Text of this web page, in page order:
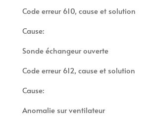
Code erreur 610, cause et solution
Cause:
Sonde échangeur ouverte
Code erreur 612, cause et solution
Cause:
Anomalie sur ventilateur